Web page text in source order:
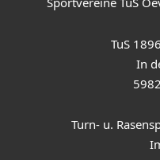
TuS
In
Turn- u.